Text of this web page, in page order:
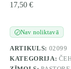
17,50 €
✓Nav noliktavā
ARTIKULS: 02099
KATEGORIJA: